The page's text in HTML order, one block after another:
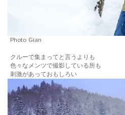
Photo Gian
クルーで集まってと言うよりも
色々なメンツで撮影している所も
刺激があっておもしろい